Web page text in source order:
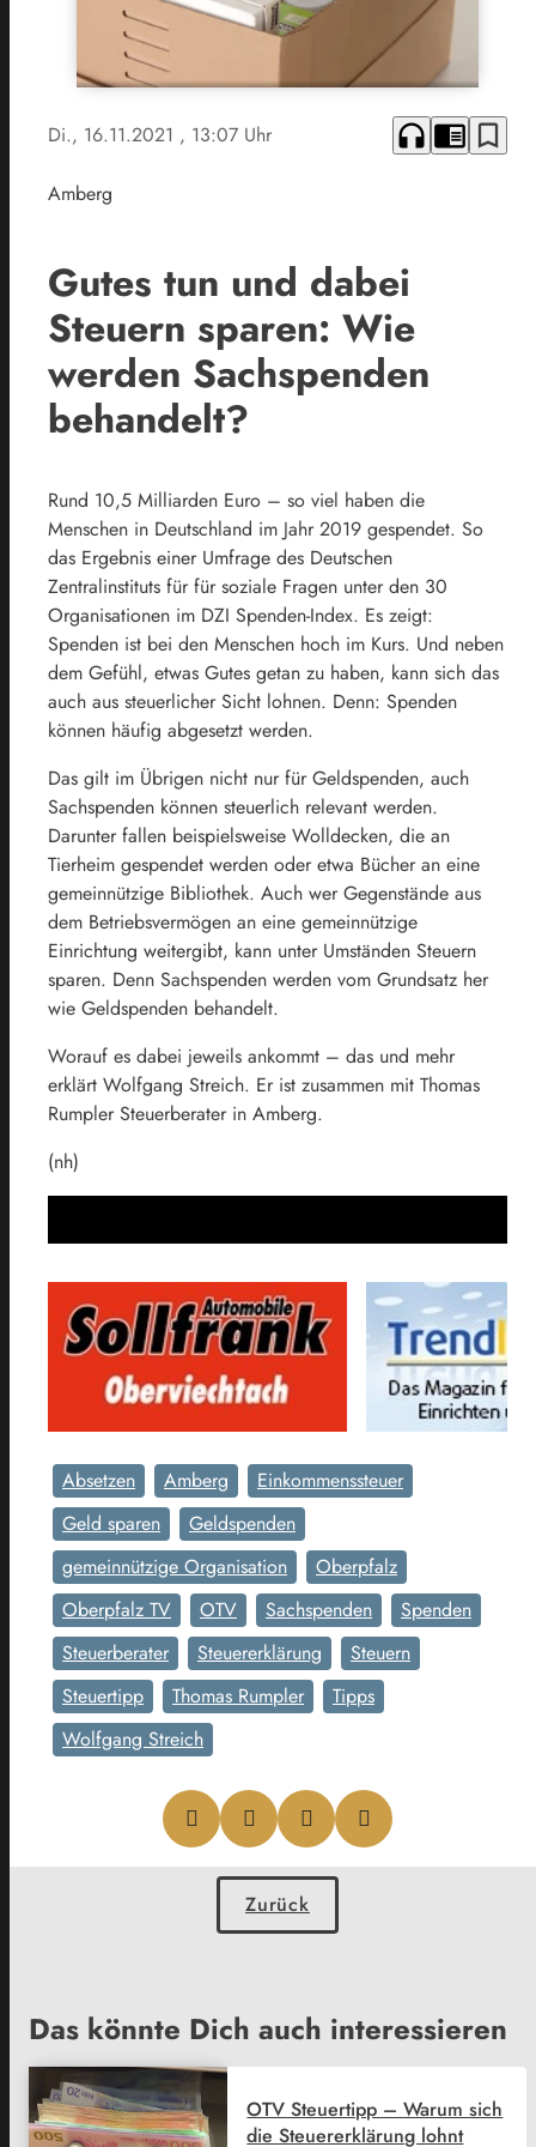
Di., 16.11.2021 , 13:07 Uhr headphones chrome_reader_mode bookmark_border
Amberg
Gutes tun und dabei
Steuern sparen: Wie
werden Sachspenden
behandelt?
Rund 10,5 Milliarden Euro – so viel haben die
Menschen in Deutschland im Jahr 2019 gespendet. So
das Ergebnis einer Umfrage des Deutschen
Zentralinstituts für für soziale Fragen unter den 30
Organisationen im DZI Spenden-Index. Es zeigt:
Spenden ist bei den Menschen hoch im Kurs. Und neben
dem Gefühl, etwas Gutes getan zu haben, kann sich das
auch aus steuerlicher Sicht lohnen. Denn: Spenden
können häufig abgesetzt werden.
Das gilt im Übrigen nicht nur für Geldspenden, auch
Sachspenden können steuerlich relevant werden.
Darunter fallen beispielsweise Wolldecken, die an
Tierheim gespendet werden oder etwa Bücher an eine
gemeinnützige Bibliothek. Auch wer Gegenstände aus
dem Betriebsvermögen an eine gemeinnützige
Einrichtung weitergibt, kann unter Umständen Steuern
sparen. Denn Sachspenden werden vom Grundsatz her
wie Geldspenden behandelt.
Worauf es dabei jeweils ankommt – das und mehr
erklärt Wolfgang Streich. Er ist zusammen mit Thomas
Rumpler Steuerberater in Amberg.
(nh)
Absetzen Amberg
Einkommenssteuer
Geld sparen
Geldspenden
gemeinnützige Organisation
Oberpfalz
Oberpfalz TV
OTV Sachspenden
Spenden
Steuerberater
Steuererklärung
Steuern
Steuertipp
Thomas Rumpler
Tipps
Wolfgang Streich
Zurück
Das könnte Dich auch interessieren
OTV Steuertipp – Warum sich
die Steuererklärung lohnt